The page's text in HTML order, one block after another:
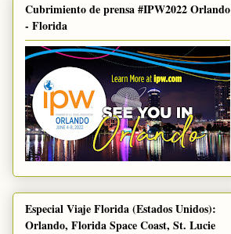
Cubrimiento de prensa #IPW2022 Orlando
- Florida
Especial Viaje Florida (Estados Unidos):
Orlando, Florida Space Coast, St. Lucie